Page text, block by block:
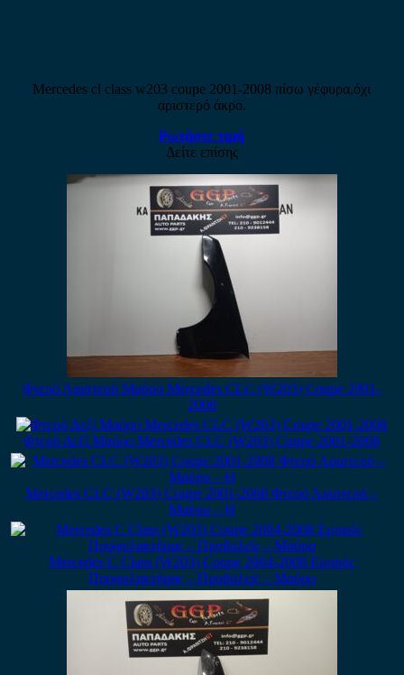
Mercedes cl class w203 coupe 2001-2008 πίσω γέφυρα,όχι
αριστερό άκρο.
Ρωτήστε τιμή
Δείτε επίσης
Φτερό Αριστερό Μαύρο Mercedes CLC (W203) Coupe 2001-
2008
Φτερό Δεξί Μαύρο Mercedes CLC (W203) Coupe 2001-2008
Mercedes CLC (W203) Coupe 2001-2008 Φτερό Αριστερό –
Μαύρο – Θ
Mercedes C Class (W203) Coupe 2004-2008 Εμπρός
Προφυλακτήρας – Προβολείς – Μαύρο